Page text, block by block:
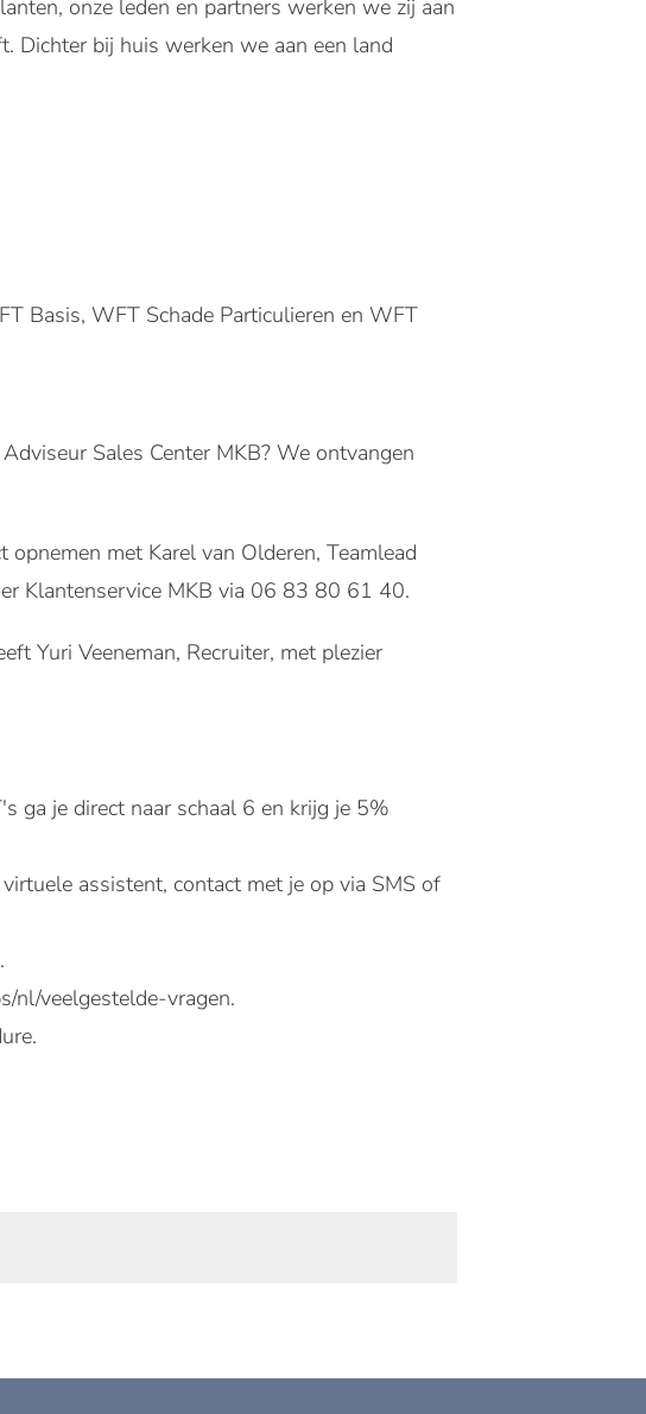
onze leden en partners werken we zij aan
Dichter bij huis werken we aan een land
Basis, WFT Schade Particulieren en WFT
Sales Center MKB? We ontvangen
met Karel van Olderen, Teamlead
Klantenservice MKB via 06 83 80 61 40.
Yuri Veeneman, Recruiter, met plezier
ga je direct naar schaal 6 en krijg je 5%
assistent, contact met je op via SMS of
nl/veelgestelde-vragen.